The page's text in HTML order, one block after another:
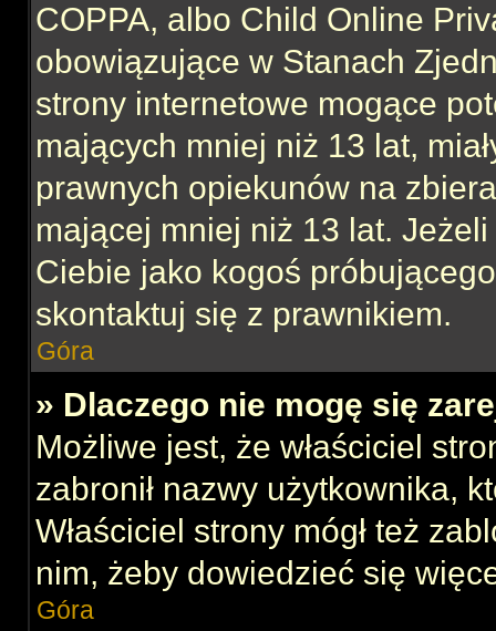
COPPA, albo Child Online
obowiązujące w Stanach
strony internetowe mogące
mających mniej niż 13 lat,
prawnych opiekunów na
mającej mniej niż 13 lat.
Ciebie jako kogoś
skontaktuj się z prawnikiem.
Góra
» Dlaczego nie mogę się
Możliwe jest, że właściciel
zabronił nazwy użytkownika,
Właściciel strony mógł też
nim, żeby dowiedzieć się
Góra